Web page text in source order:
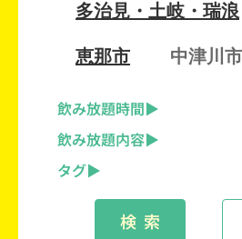
多治見・土岐・瑞浪
恵那市 中津川市
飲み放題時間
飲み放題内容
タグ
検 索